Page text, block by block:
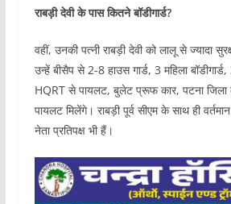
राबड़ी देवी के पास कितने बॉडीगार्ड?
वहीं, उनकी पत्नी राबड़ी देवी को लालू से ज्यादा
उन्हें बीसैप से 2-8 हाउस गार्ड, 3 महिला बॉडीगार्ड, 3
HQRT से पायलट, बुलेट प्रूफ कार, पटना जिला
पायलट मिलेंगे। राबड़ी पूर्व सीएम के साथ ही
नेता प्रतिपक्ष भी हैं।